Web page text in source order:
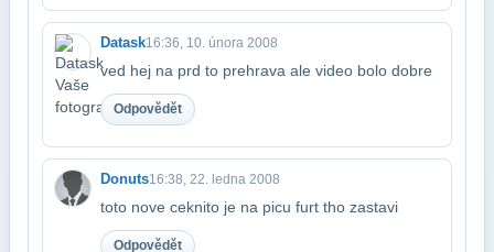
Datask16:36, 10. února 2008
ved hej na prd to prehrava ale video bolo dobre
Odpovědět
Donuts16:38, 22. ledna 2008
toto nove ceknito je na picu furt tho zastavi
Odpovědět